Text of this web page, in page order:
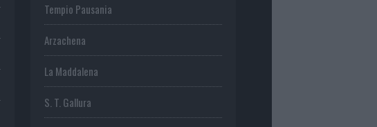
Tempio Pausania
Arzachena
La Maddalena
S. T. Gallura